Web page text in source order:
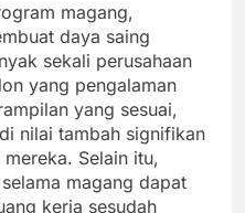
magang,
daya saing
sekali perusahaan
yang pengalaman
yang sesuai,
nilai tambah signifikan
Selain itu,
magang dapat
kerja sesudah